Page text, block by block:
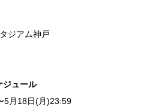
ジアム神戸
ュール
5月18日(月)23:59